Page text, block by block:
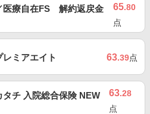
医療自在FS 解約返戻金
65.80
点
ミアエイト 63.39点
タチ 入院総合保険 NEW
63.28
点